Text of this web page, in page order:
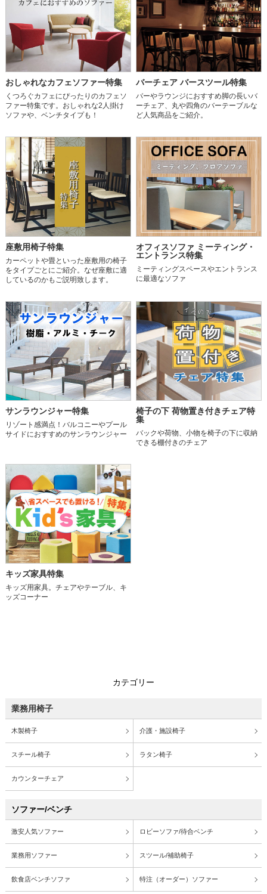
おしゃれなカフェソファー特集
くつろぐカフェにぴったりのカフェソ
ファー特集です。おしゃれな2人掛け
ソファや、ベンチタイプも！
バーチェア バースツール特集
バーやラウンジにおすすめ脚の長いバ
ーチェア、丸や四角のバーテーブルな
ど人気商品をご紹介。
座敷用椅子特集
カーペットや畳といった座敷用の椅子
をタイプごとにご紹介。なぜ座敷に適
しているのかもご説明致します。
オフィスソファ ミーティング・
エントランス特集
ミーティングスペースやエントランス
に最適なソファ
サンラウンジャー特集
リゾート感満点！バルコニーやプール
サイドにおすすめのサンラウンジャー
椅子の下 荷物置き付きチェア特
集
バックや荷物、小物を椅子の下に収納
できる棚付きのチェア
キッズ家具特集
キッズ用家具。チェアやテーブル、キ
ッズコーナー
カテゴリー
業務用椅子
木製椅子 介護・施設椅子
スチール椅子 ラタン椅子
カウンターチェア
ソファー/ベンチ
激安人気ソファー ロビーソファ/待合ベンチ
業務用ソファー スツール/補助椅子
飲食店ベンチソファ 特注（オーダー）ソファー